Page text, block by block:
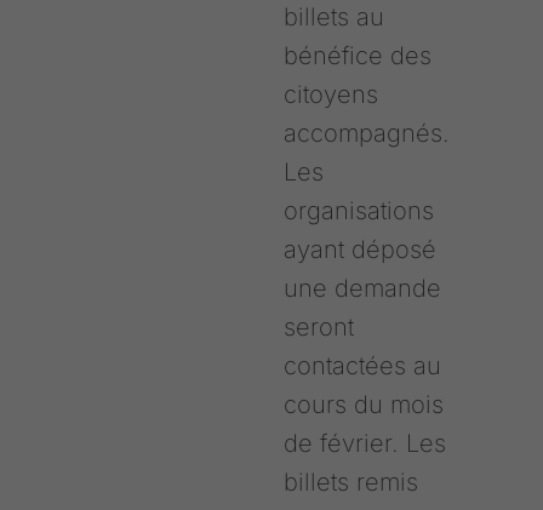
billets au
bénéfice des
citoyens
accompagnés.
Les
organisations
ayant déposé
une demande
seront
contactées au
cours du mois
de février. Les
billets remis